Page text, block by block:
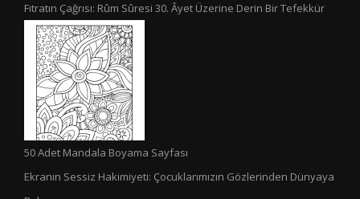
Fıtratın Çağrısı: Rûm Sûresi 30. Âyet Üzerine Derin Bir Tefekkür
50 Adet Mandala Boyama Sayfası
Ekranın Sessiz Hakimiyeti: Çocuklarımızın Gözlerinden Dünyaya